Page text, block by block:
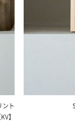
SATOMI